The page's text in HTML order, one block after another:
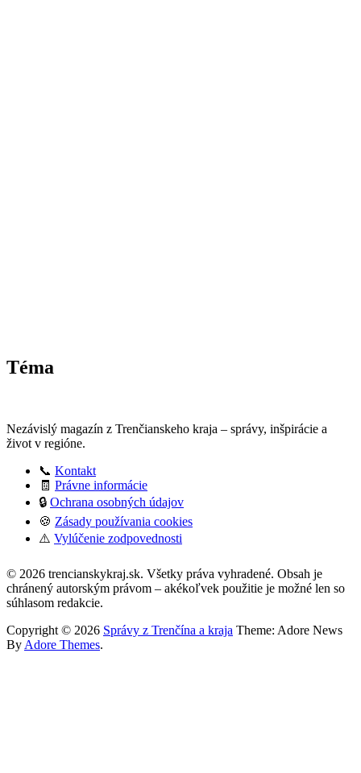
Téma
Nezávislý magazín z Trenčianskeho kraja – správy, inšpirácie a
život v regióne.
📞 Kontakt
🧾 Právne informácie
🔒 Ochrana osobných údajov
🍪 Zásady používania cookies
⚠️ Vylúčenie zodpovednosti
:
Mobilná
ľadová
v
Prievidzi
© 2026 trencianskykraj.sk. Všetky práva vyhradené. Obsah je
chránený autorským právom – akékoľvek použitie je možné len so
súhlasom redakcie.
Copyright © 2026 Správy z Trenčína a kraja Theme: Adore News
By Adore Themes.